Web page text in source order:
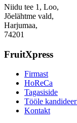
Niidu tee 1, Loo,
Jõelähtme vald,
Harjumaa,
74201
FruitXpress
Firmast
HoReCa
Tagasiside
Tööle
Kontakt